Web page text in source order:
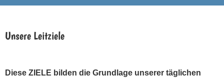
Unsere Leitziele
Diese ZIELE bilden die Grundlage unserer täglichen